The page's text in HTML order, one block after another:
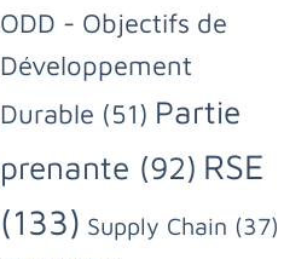
ODD - Objectifs de
Développement
Durable (51) Partie
prenante (92) RSE
(133) Supply Chain (37)